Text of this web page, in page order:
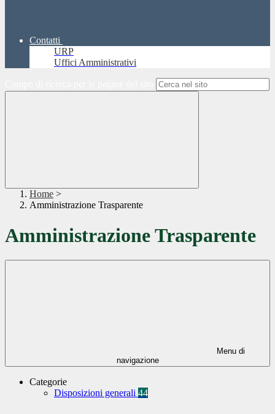
Contatti
URP
Uffici Amministrativi
Home >
Amministrazione Trasparente
Amministrazione Trasparente
Menu di
navigazione
Categorie
Disposizioni generali 44